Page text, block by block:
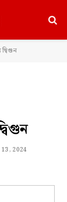
13, 2024